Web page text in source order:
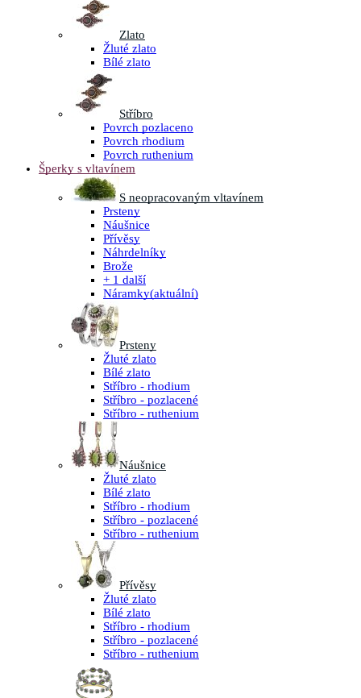
Zlato
Žluté zlato
Bílé zlato
Stříbro
Povrch pozlaceno
Povrch rhodium
Povrch ruthenium
Šperky s vltavínem
S neopracovaným vltavínem
Prsteny
Náušnice
Přívěsy
Náhrdelníky
Brože
+ 1 další
Náramky(aktuální)
Prsteny
Žluté zlato
Bílé zlato
Stříbro - rhodium
Stříbro - pozlacené
Stříbro - ruthenium
Náušnice
Žluté zlato
Bílé zlato
Stříbro - rhodium
Stříbro - pozlacené
Stříbro - ruthenium
Přívěsy
Žluté zlato
Bílé zlato
Stříbro - rhodium
Stříbro - pozlacené
Stříbro - ruthenium